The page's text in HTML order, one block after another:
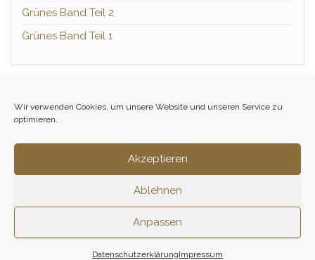
Wir verwenden Cookies, um unsere Website und unseren Service zu
optimieren.
Akzeptieren
Ablehnen
Anpassen
DatenschutzerklärungImpressum
Grünes Band Teil 2
Grünes Band Teil 1
GALERIE & VIDEOS
Eindrücke vom Gourmetritt
Tagesritt nach Zernikow
Frühlings-Impressionen
Winter-Impressionen